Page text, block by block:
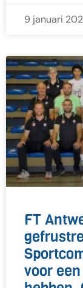
9 januari
FT
voor